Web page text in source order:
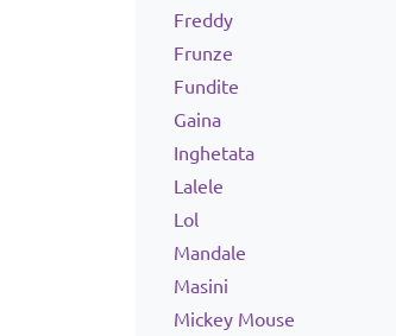
Freddy
Frunze
Fundite
Gaina
Inghetata
Lalele
Lol
Mandale
Masini
Mickey Mouse